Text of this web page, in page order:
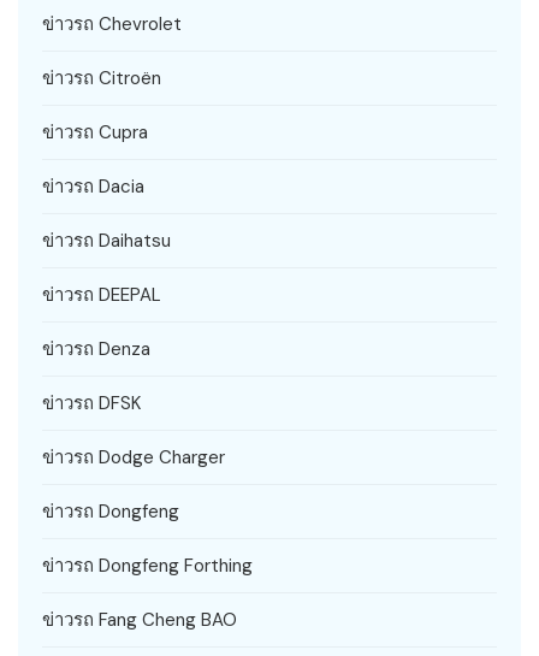
ข่าวรถ Chevrolet
ข่าวรถ Citroën
ข่าวรถ Cupra
ข่าวรถ Dacia
ข่าวรถ Daihatsu
ข่าวรถ DEEPAL
ข่าวรถ Denza
ข่าวรถ DFSK
ข่าวรถ Dodge Charger
ข่าวรถ Dongfeng
ข่าวรถ Dongfeng Forthing
ข่าวรถ Fang Cheng BAO